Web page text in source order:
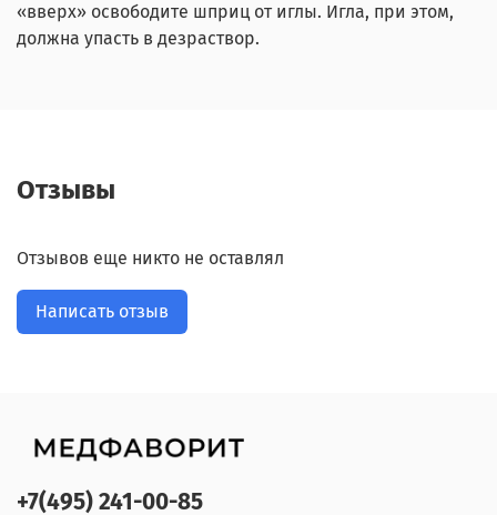
«вверх» освободите шприц от иглы. Игла, при этом,
должна упасть в дезраствор.
Отзывы
Отзывов еще никто не оставлял
Написать отзыв
+7(495) 241-00-85